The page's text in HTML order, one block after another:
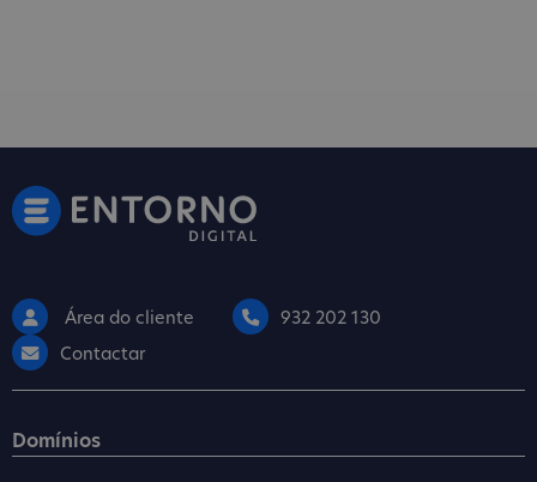
Área do cliente
932 202 130
Contactar
Domínios